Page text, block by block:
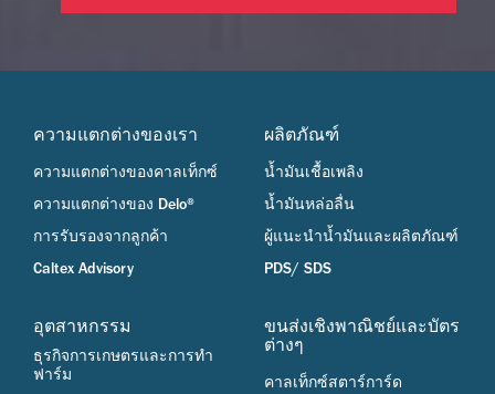
ความแตกต่างของเรา
ความแตกต่างของคาลเท็กซ์
ความแตกต่างของ Delo®
การรับรองจากลูกค้า
Caltex Advisory
อุตสาหกรรม
ธุรกิจการเกษตรและการทำ
ฟาร์ม
ผลิตภัณฑ์
น้ำมันเชื้อเพลิง
น้ำมันหล่อลื่น
ผู้แนะนำน้ำมันและผลิตภัณฑ์
PDS/ SDS
ขนส่งเชิงพาณิชย์และบัตร
ต่างๆ
คาลเท็กซ์สตาร์การ์ด